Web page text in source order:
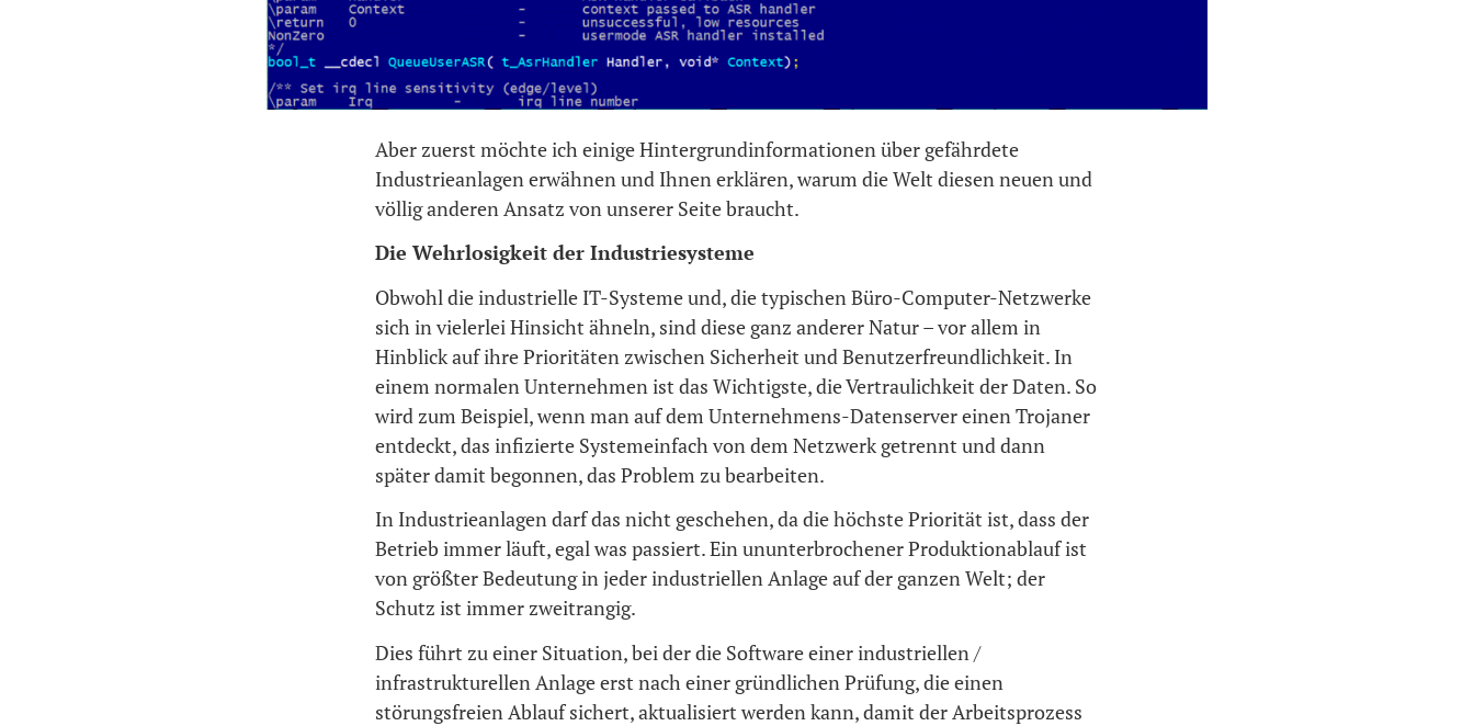
Aber zuerst möchte ich einige Hintergrundinformationen über gefährdete
Industrieanlagen erwähnen und Ihnen erklären, warum die Welt diesen neuen und
völlig anderen Ansatz von unserer Seite braucht.
Die Wehrlosigkeit der Industriesysteme
Obwohl die industrielle IT-Systeme und, die typischen Büro-Computer-Netzwerke
sich in vielerlei Hinsicht ähneln, sind diese ganz anderer Natur – vor allem in
Hinblick auf ihre Prioritäten zwischen Sicherheit und Benutzerfreundlichkeit. In
einem normalen Unternehmen ist das Wichtigste, die Vertraulichkeit der Daten. So
wird zum Beispiel, wenn man auf dem Unternehmens-Datenserver einen Trojaner
entdeckt, das infizierte Systemeinfach von dem Netzwerk getrennt und dann
später damit begonnen, das Problem zu bearbeiten.
In Industrieanlagen darf das nicht geschehen, da die höchste Priorität ist, dass der
Betrieb immer läuft, egal was passiert. Ein ununterbrochener Produktionablauf ist
von größter Bedeutung in jeder industriellen Anlage auf der ganzen Welt; der
Schutz ist immer zweitrangig.
Dies führt zu einer Situation, bei der die Software einer industriellen /
infrastrukturellen Anlage erst nach einer gründlichen Prüfung, die einen
störungsfreien Ablauf sichert, aktualisiert werden kann, damit der Arbeitsprozess